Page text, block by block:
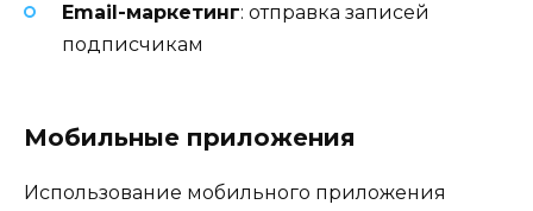
Email-маркетинг: отправка записей
подписчикам
Мобильные приложения
Использование мобильного приложения